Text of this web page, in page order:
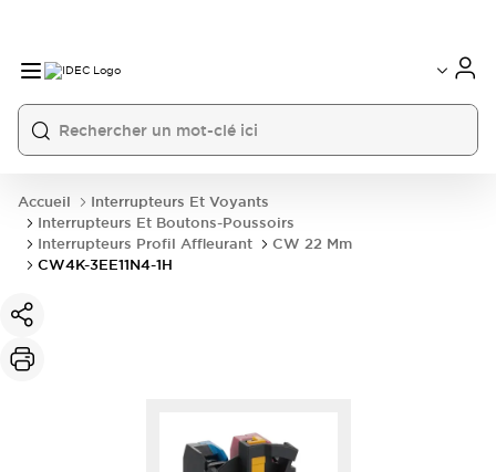
Accueil
Interrupteurs Et Voyants
Interrupteurs Et Boutons-Poussoirs
Interrupteurs Profil Affleurant
CW 22 Mm
CW4K-3EE11N4-1H